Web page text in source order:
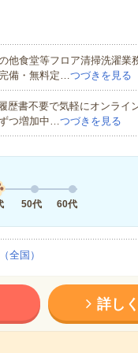
他食堂等フロア清掃洗濯業
備・無料定…つづきを見る
歴書不要で気軽にオンライ
つ増加中…つづきを見る
50代 60代
全国）
詳し